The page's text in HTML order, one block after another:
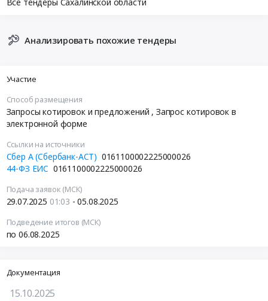
Анализировать похожие тендеры
Участие
Способ размещения
Запросы котировок и предложений , Запрос котировок в
электронной форме
Ссылки на источники
Сбер А (Сбербанк-АСТ) 0161100002225000026
44-ФЗ ЕИС 0161100002225000026
Подача заявок (МСК)
29.07.2025 01:03 - 05.08.2025
Подведение итогов (МСК)
по 06.08.2025
Документация
15.10.2025